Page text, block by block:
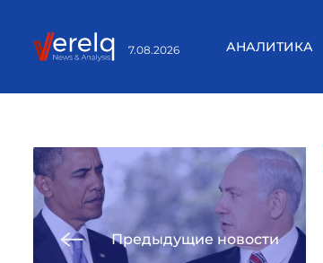
7.08.2026 АНАЛИТИКА
Предыдущие новости